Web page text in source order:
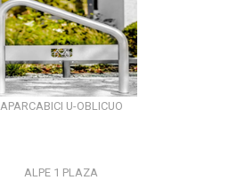
APARCABICI U-OBLICUO
ALPE 1 PLAZA